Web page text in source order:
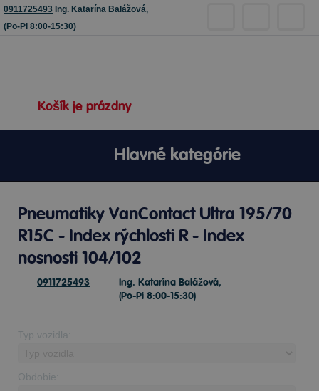
0911725493 Ing. Katarína Balážová,
(Po-Pi 8:00-15:30)
Košík je prázdny
Hlavné kategórie
Pneumatiky VanContact Ultra 195/70
R15C - Index rýchlosti R - Index
nosnosti 104/102
0911725493
Ing. Katarína Balážová,
(Po-Pi 8:00-15:30)
Typ vozidla:
Obdobie: